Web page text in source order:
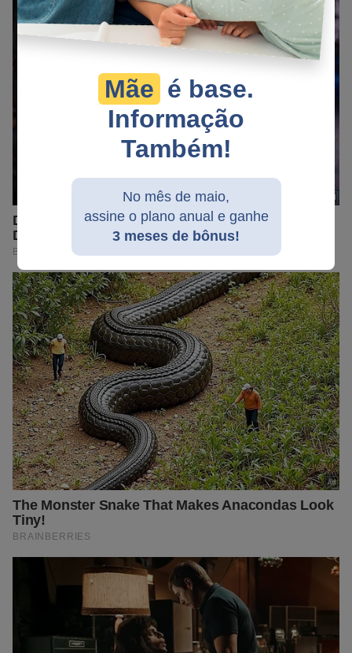
Mãe é base.
Informação
Também!
No mês de maio,
assine o plano anual e ganhe
3 meses de bônus!